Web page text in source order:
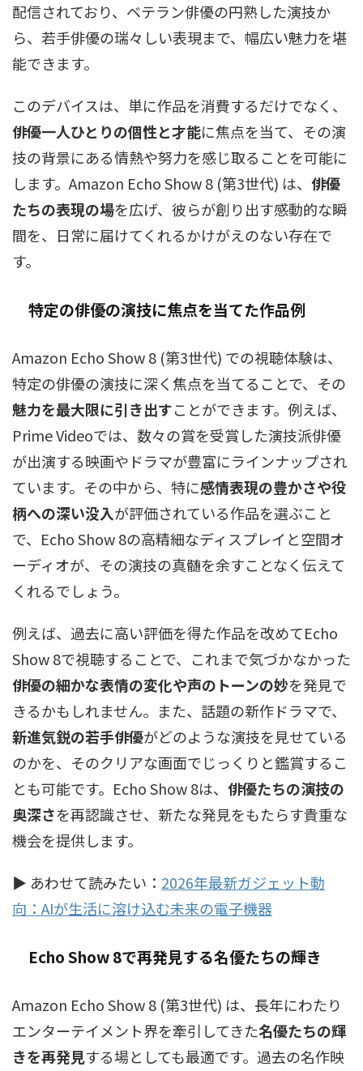
配信されており、ベテラン俳優の円熟した演技か
ら、若手俳優の瑞々しい表現まで、幅広い魅力を堪
能できます。
このデバイスは、単に作品を消費するだけでなく、
俳優一人ひとりの個性と才能に焦点を当て、その演
技の背景にある情熱や努力を感じ取ることを可能に
します。Amazon Echo Show 8 (第3世代) は、 俳優
たちの表現の場を広げ、彼らが創り出す感動的な瞬
間を、日常に届けてくれるかけがえのない存在で
す。
特定の俳優の演技に焦点を当てた作品例
Amazon Echo Show 8 (第3世代) での視聴体験は、
特定の俳優の演技に深く焦点を当てることで、その
魅力を最大限に引き出すことができます。例えば、
Prime Videoでは、数々の賞を受賞した演技派俳優
が出演する映画やドラマが豊富にラインナップされ
ています。その中から、特に感情表現の豊かさや役
柄への深い没入が評価されている作品を選ぶこと
で、Echo Show 8の高精細なディスプレイと空間オ
ーディオが、その演技の真髄を余すことなく伝えて
くれるでしょう。
例えば、過去に高い評価を得た作品を改めてEcho
Show 8で視聴することで、これまで気づかなかった
俳優の細かな表情の変化や声のトーンの妙を発見で
きるかもしれません。また、話題の新作ドラマで、
新進気鋭の若手俳優がどのような演技を見せている
のかを、そのクリアな画面でじっくりと鑑賞するこ
とも可能です。Echo Show 8は、 俳優たちの演技の
奥深さを再認識させ、新たな発見をもたらす貴重な
機会を提供します。
▶ あわせて読みたい： 2026年最新ガジェット動
向：AIが生活に溶け込む未来の電子機器
Echo Show 8で再発見する名優たちの輝き
Amazon Echo Show 8 (第3世代) は、長年にわたり
エンターテイメント界を牽引してきた名優たちの輝
きを再発見する場としても最適です。過去の名作映